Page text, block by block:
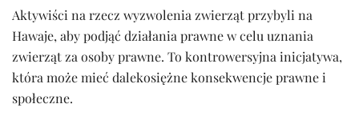
Aktywiści na rzecz wyzwolenia zwierząt przybyli na
Hawaje, aby podjąć działania prawne w celu uznania
zwierząt za osoby prawne. To kontrowersyjna inicjatywa,
która może mieć dalekosiężne konsekwencje prawne i
społeczne.